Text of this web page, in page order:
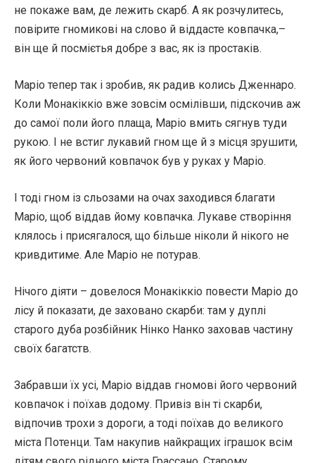
не покаже вам, де лежить скарб. А як розчулитесь,
повірите гномикові на слово й віддасте ковпачка,–
він ще й посмієтья добре з вас, як із простаків.
Маріо тепер так і зробив, як радив колись Дженнаро.
Коли Монакіккіо вже зовсім осмілівши, підскочив аж
до самої поли його плаща, Маріо вмить сягнув туди
рукою. І не встиг лукавий гном ще й з місця зрушити,
як його червоний ковпачок був у руках у Маріо.
І тоді гном із сльозами на очах заходився благати
Маріо, щоб віддав йому ковпачка. Лукаве створіння
клялось і присягалося, що більше ніколи й нікого не
кривдитиме. Але Маріо не потурав.
Нічого діяти – довелося Монакіккіо повести Маріо до
лісу й показати, де заховано скарби: там у дуплі
старого дуба розбійник Нінко Нанко заховав частину
своїх багатств.
Забравши їх усі, Маріо віддав гномові його червоний
ковпачок і поїхав додому. Привіз він ті скарби,
відпочив трохи з дороги, а тоді поїхав до великого
міста Потенци. Там накупив найкращих іграшок всім